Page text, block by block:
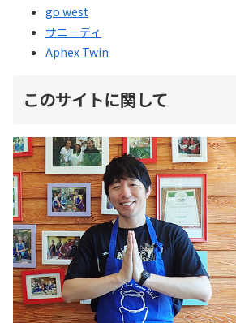
go west
サニーディ
Aphex Twin
このサイトに関して